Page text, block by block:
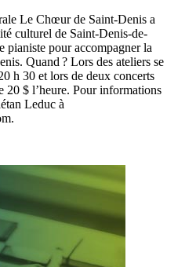
Le Chœur de Saint-Denis a
culturel de Saint-Denis-de-
pianiste pour accompagner la
Quand ? Lors des ateliers se
h 30 et lors de deux concerts
20 $ l’heure. Pour informations
Leduc à
.